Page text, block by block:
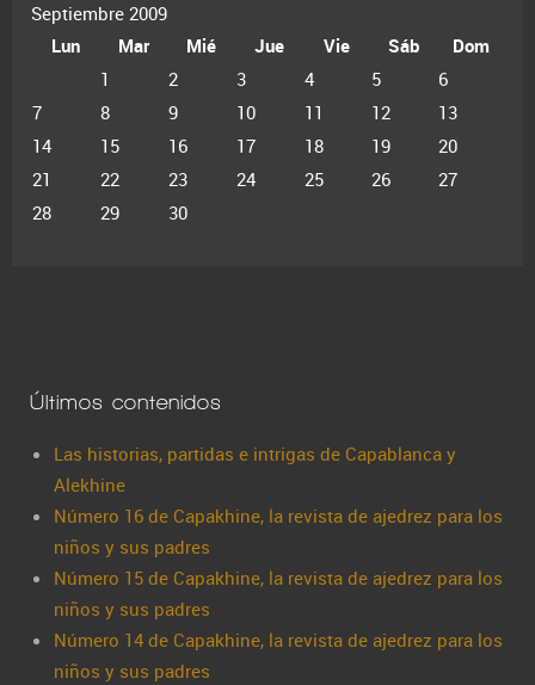
Septiembre 2009
Lun
Mar Mié Jue Vie Sáb
Dom
1
2 3 4 5
6
7
8 9 10 11 12
13
14
15 16 17 18 19
20
21
22 23 24 25 26
27
28
29 30
Últimos contenidos
Las historias, partidas e intrigas de Capablanca y
Alekhine
Número 16 de Capakhine, la revista de ajedrez para los
niños y sus padres
Número 15 de Capakhine, la revista de ajedrez para los
niños y sus padres
Número 14 de Capakhine, la revista de ajedrez para los
niños y sus padres